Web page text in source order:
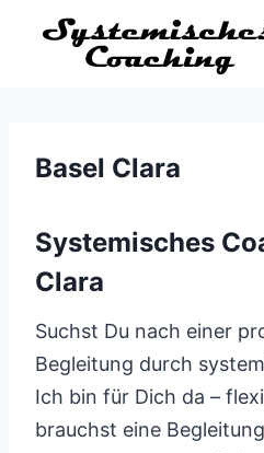
Inhalt
Basel Clara
Systemisches
Clara
Suchst Du nach einer
Begleitung durch
Ich bin für Dich da –
brauchst eine